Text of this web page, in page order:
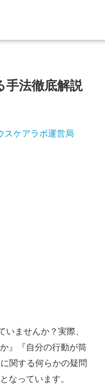
手法徹底解説
スケアラボ運営局
ませんか？実際、
』『自分の行動が筒
関する何らかの疑問
なっています。